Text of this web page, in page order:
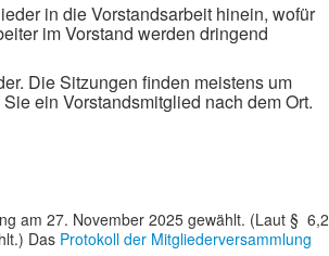
in die Vorstandsarbeit hinein, wofür
im Vorstand werden dringend
Die Sitzungen finden meistens um
ein Vorstandsmitglied nach dem Ort.
am 27. November 2025 gewählt. (Laut § 6,2
Das Protokoll der Mitgliederversammlung